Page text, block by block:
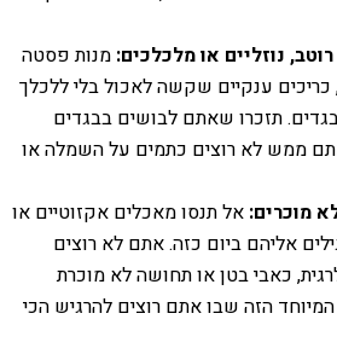
נוזליים או מלכלכים: מנות פסטה
ענקיים שקשה לאכול בלי ללכלך
תזכרו שאתם לבושים בבגדים
ממש לא רוצים כתמים על השמלה או
מוכרים: אל תנסו מאכלים אקזוטיים או
אליהם ביום כזה. אתם לא רוצים
כאבי בטן או תחושה לא מוכרת
המיוחד הזה שבו אתם רוצים להרגיש הכי